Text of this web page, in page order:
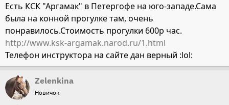
Есть КСК "Аргамак" в Петергофе на юго-западе.Сама
была на конной прогулке там, очень
понравилось.Стоимость прогулки 600р час.
http://www.ksk-argamak.narod.ru/1.html
Телефон инструктора на сайте дан верный :lol:
Zelenkina
Новичок